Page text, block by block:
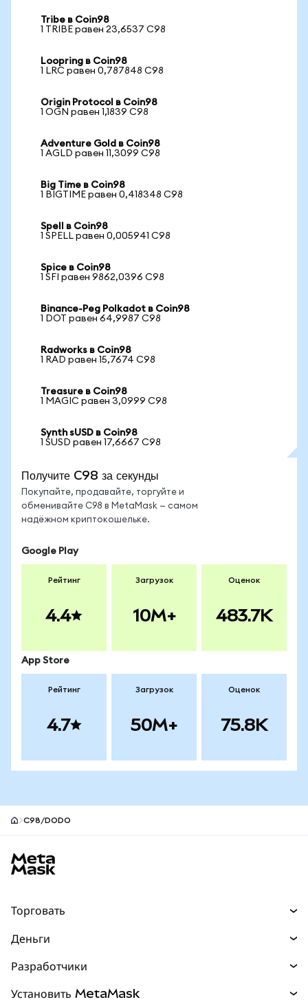
Tribe в Coin98
1 TRIBE равен 23,6537 C98
Loopring в Coin98
1 LRC равен 0,787848 C98
Origin Protocol в Coin98
1 OGN равен 1,1839 C98
Adventure Gold в Coin98
1 AGLD равен 11,3099 C98
Big Time в Coin98
1 BIGTIME равен 0,418348 C98
Spell в Coin98
1 SPELL равен 0,005941 C98
Spice в Coin98
1 SFI равен 9862,0396 C98
Binance-Peg Polkadot в Coin98
1 DOT равен 64,9987 C98
Radworks в Coin98
1 RAD равен 15,7674 C98
Treasure в Coin98
1 MAGIC равен 3,0999 C98
Synth sUSD в Coin98
1 SUSD равен 17,6667 C98
Получите C98 за секунды
Покупайте, продавайте, торгуйте и
обменивайте C98 в MetaMask — самом
надёжном криптокошельке.
Google Play
Рейтинг
4.4
Загрузок
10M+
Оценок
483.7K
App Store
Рейтинг
4.7
Загрузок
50M+
Оценок
75.8K
C98/DODO
Торговать
Прогнозы
Перпы НОВИНКА
Деньги
Разработчики
Установить MetaMask